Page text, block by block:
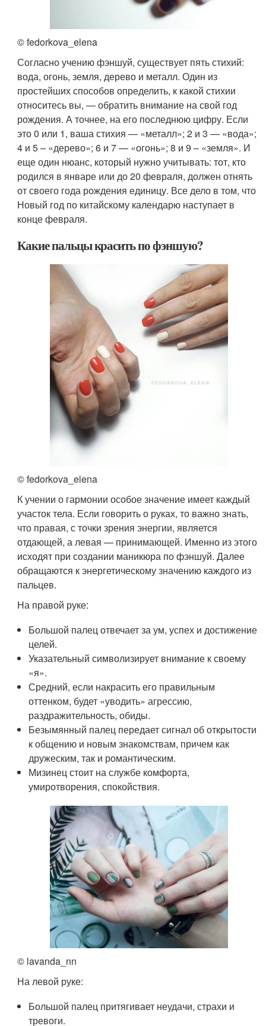
© fedorkova_elena
Согласно учению фэншуй, существует пять стихий:
вода, огонь, земля, дерево и металл. Один из
простейших способов определить, к какой стихии
относитесь вы, — обратить внимание на свой год
рождения. А точнее, на его последнюю цифру. Если
это 0 или 1, ваша стихия — «металл»; 2 и 3 — «вода»;
4 и 5 – «дерево»; 6 и 7 — «огонь»; 8 и 9 – «земля». И
еще один нюанс, который нужно учитывать: тот, кто
родился в январе или до 20 февраля, должен отнять
от своего года рождения единицу. Все дело в том, что
Новый год по китайскому календарю наступает в
конце февраля.
Какие пальцы красить по фэншую?
© fedorkova_elena
К учении о гармонии особое значение имеет каждый
участок тела. Если говорить о руках, то важно знать,
что правая, с точки зрения энергии, является
отдающей, а левая — принимающей. Именно из этого
исходят при создании маникюра по фэншуй. Далее
обращаются к энергетическому значению каждого из
пальцев.
На правой руке:
Большой палец отвечает за ум, успех и достижение
целей.
Указательный символизирует внимание к своему
«я».
Средний, если накрасить его правильным
оттенком, будет «уводить» агрессию,
раздражительность, обиды.
Безымянный палец передает сигнал об открытости
к общению и новым знакомствам, причем как
дружеским, так и романтическим.
Мизинец стоит на службе комфорта,
умиротворения, спокойствия.
© lavanda_nn
На левой руке:
Большой палец притягивает неудачи, страхи и
тревоги.